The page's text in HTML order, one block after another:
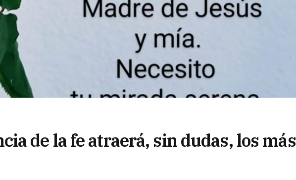
de la fe atraerá, sin dudas, los más